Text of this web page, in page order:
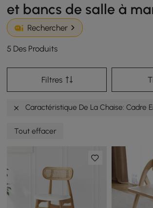
et bancs de salle à
Rechercher
5 Des Produits
Filtres
Caractéristique De La Chaise: Cadre
Tout effacer